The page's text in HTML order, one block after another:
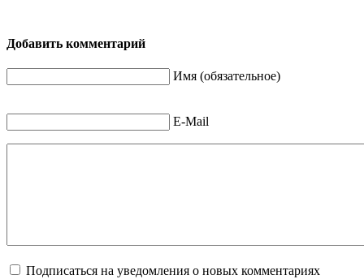
Добавить комментарий
Имя (обязательное)
E-Mail
Подписаться на уведомления о новых комментариях